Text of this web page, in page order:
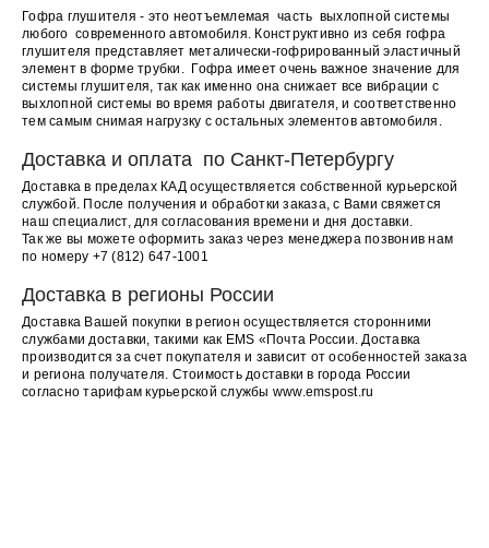
Ленинский пр.139а
Московская
Ленинский проспект
Гофра глушителя - это неотъемлемая часть выхлопной системы
любого современного автомобиля. Конструктивно из себя гофра
глушителя представляет металически-гофрированный эластичный
элемент в форме трубки. Гофра имеет очень важное значение для
системы глушителя, так как именно она снижает все вибрации с
выхлопной системы во время работы двигателя, и соответственно
тем самым снимая нагрузку с остальных элементов автомобиля.
Доставка и оплата по Санкт-Петербургу
Доставка в пределах КАД осуществляется собственной курьерской
службой. После получения и обработки заказа, с Вами свяжется
наш специалист, для согласования времени и дня доставки.
Так же вы можете оформить заказ через менеджера позвонив нам
по номеру +7 (812) 647-1001
Доставка в регионы России
Доставка Вашей покупки в регион осуществляется сторонними
службами доставки, такими как EMS «Почта России. Доставка
производится за счет покупателя и зависит от особенностей заказа
и региона получателя. Стоимость доставки в города России
согласно тарифам курьерской службы www.emspost.ru